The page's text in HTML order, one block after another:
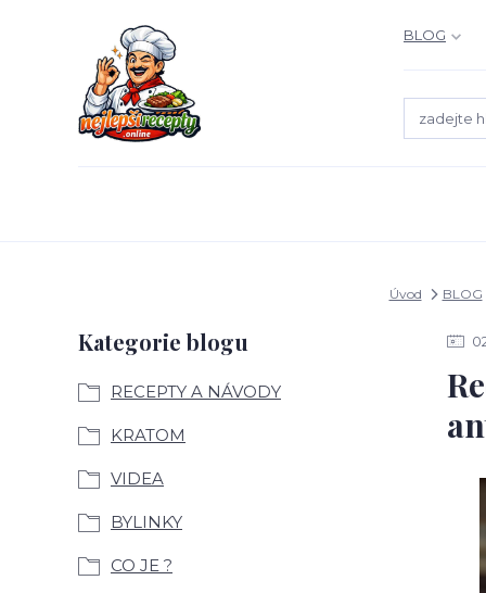
BLOG
Úvod BLOG
Kategorie blogu
RECEPTY A NÁVODY
KRATOM
VIDEA
BYLINKY
CO JE ?